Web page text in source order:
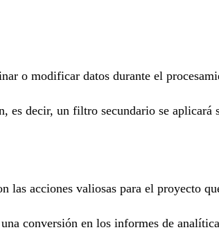
o modificar datos durante el
es decir, un filtro secundario se
las acciones valiosas para el proyecto
conversión en los informes de